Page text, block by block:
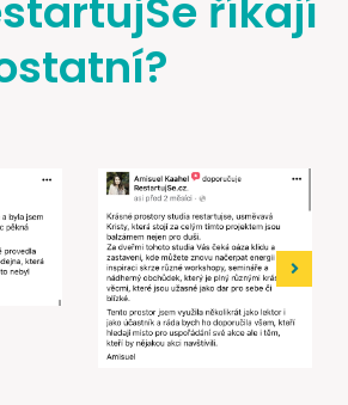
říkají